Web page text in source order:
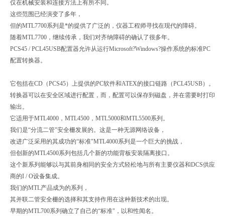
仅在机械安装和连接方法上有所不同。
这些范围已经演变了多年，
但的MTL7700系列是*的提供了广泛的，仪器工程师寻找在现代的障碍。
随着MTL7700，继续传承，我们对齐纳障碍的确认了很多年。
PCS45 / PCL45USB配置器允许从运行Microsoft?Windows?操作系统的标准PC
配置转换器。
它包括在CD（PCS45）上提供的PC软件和ATEX的接口链路（PCL45USB）。
转换器可以在安全区域进行配置，而，配置可以保存到磁盘，并在需要时打印
输出。
它适用于MTL4000，MTL4500，MTL5000和MTL5500系列。
我们是“分流二管"安全栅发展的。这是一种无源网络设备，
改进广泛采用的其成功的“标准"MTL4000系列是一个巨大的挑战，
但创新的MTL4500系列包括几个新的功能背板安装隔离接口。
这个新系列能够以与其前身相同的安全方式轻松地与所有主要仪器和DCS供应
商的I / O设备集成。
我们的MTL产品成为的系列，
其并联二管安全栅的选择和其支持作用在这种新技术的出现。
早期的MTL700系列确立了自己的“标准"，以和性闻名。